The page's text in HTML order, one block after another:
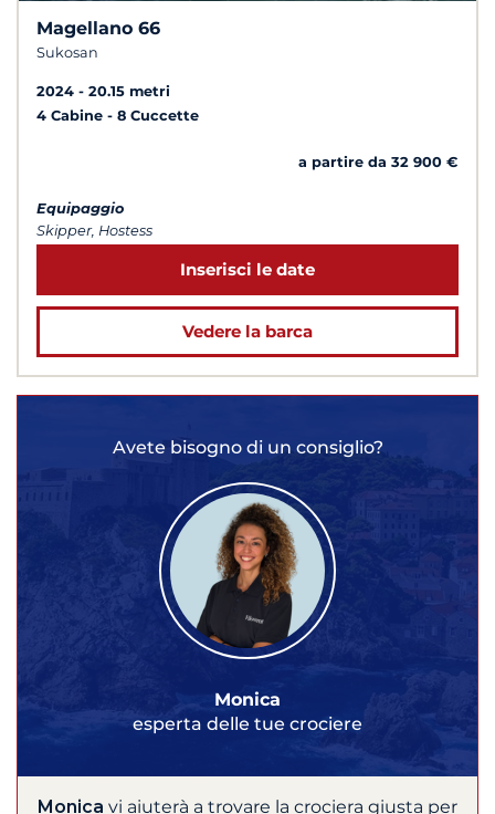
Magellano 66
Sukosan
2024
20.15 metri
4 Cabine
8 Cuccette
a partire da 32 900 €
Equipaggio
Skipper, Hostess
Inserisci le date
Vedere la barca
Avete bisogno di un consiglio?
Monica
esperta delle tue crociere
Monica vi aiuterà a trovare la crociera giusta per